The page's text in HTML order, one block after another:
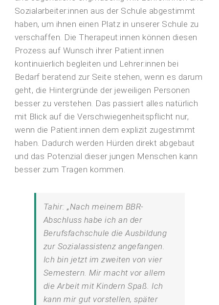
Sozialarbeiter:innen aus der Schule abgestimmt
haben, um ihnen einen Platz in unserer Schule zu
verschaffen. Die Therapeut:innen können diesen
Prozess auf Wunsch ihrer Patient:innen
kontinuierlich begleiten und Lehrer:innen bei
Bedarf beratend zur Seite stehen, wenn es darum
geht, die Hintergründe der jeweiligen Personen
besser zu verstehen. Das passiert alles natürlich
mit Blick auf die Verschwiegenheitspflicht nur,
wenn die Patient:innen dem explizit zugestimmt
haben. Dadurch werden Hürden direkt abgebaut
und das Potenzial dieser jungen Menschen kann
besser zum Tragen kommen.
Tahir: „Nach meinem BBR-
Abschluss habe ich an der
Berufsfachschule die Ausbildung
zur Sozialassistenz angefangen.
Ich bin jetzt im zweiten von vier
Semestern. Mir macht vor allem
die Arbeit mit Kindern Spaß. Ich
kann mir gut vorstellen, später